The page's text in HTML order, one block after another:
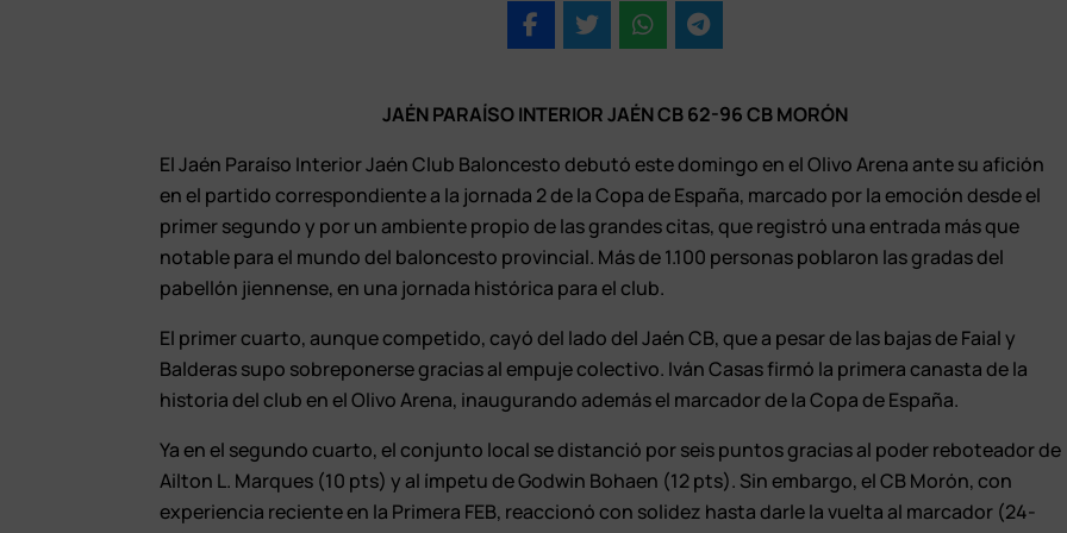
JAÉN PARAÍSO INTERIOR JAÉN CB 62-96 CB MORÓN
El Jaén Paraíso Interior Jaén Club Baloncesto debutó este domingo en el Olivo Arena ante su afición
en el partido correspondiente a la jornada 2 de la Copa de España, marcado por la emoción desde el
primer segundo y por un ambiente propio de las grandes citas, que registró una entrada más que
notable para el mundo del baloncesto provincial. Más de 1.100 personas poblaron las gradas del
pabellón jiennense, en una jornada histórica para el club.
El primer cuarto, aunque competido, cayó del lado del Jaén CB, que a pesar de las bajas de Faial y
Balderas supo sobreponerse gracias al empuje colectivo. Iván Casas firmó la primera canasta de la
historia del club en el Olivo Arena, inaugurando además el marcador de la Copa de España.
Ya en el segundo cuarto, el conjunto local se distanció por seis puntos gracias al poder reboteador de
Ailton L. Marques (10 pts) y al ímpetu de Godwin Bohaen (12 pts). Sin embargo, el CB Morón, con
experiencia reciente en la Primera FEB, reaccionó con solidez hasta darle la vuelta al marcador (24-